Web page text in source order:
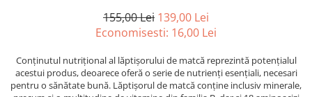
TOATE PRODUSELE
155,00 Lei 139,00 Lei
Economisesti: 16,00 Lei
Conținutul nutrițional al lăptișorului de matcă reprezintă potențialul
acestui produs, deoarece oferă o serie de nutrienți esențiali, necesari
pentru o sănătate bună. Lăptișorul de matcă conține inclusiv minerale,